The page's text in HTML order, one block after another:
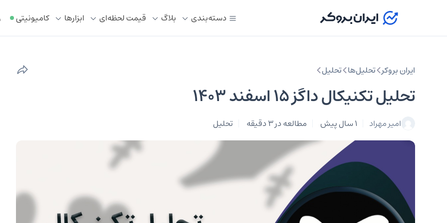
دسته‌بندی بلاگ قیمت لحظه‌ای ابزار‌ها کامیونیتی
ایران بروکر تحلیل‌ها تحلیل‌
تحلیل تکنیکال داگز ۱۵ اسفند ۱۴۰۳
امیر مهراد 1 سال پیش مطالعه در 3 دقیقه تحلیل‌